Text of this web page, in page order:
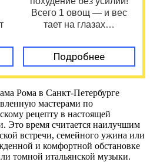
Всего 1 овощ — и вес
тает на глазах…
Подробнее
Рома в Санкт-Петербурге
мастерами по
рецепту в настоящей
Это время считается наилучшим
встречи, семейного ужина или
и комфортной обстановке
томной итальянской музыки.